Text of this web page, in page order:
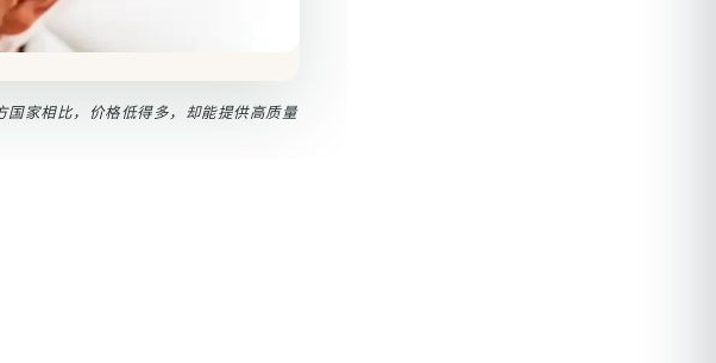
家相比，价格低得多，却能提供高质量